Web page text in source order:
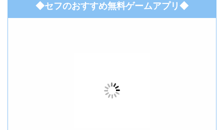
◆セフのおすすめ無料ゲームアプリ◆